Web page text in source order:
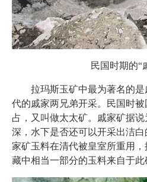
民国时期的“
拉玛斯玉矿中最为著名的是
代的戚家两兄弟开采。民国时
占，又叫做太太矿。戚家矿据
深，水下是否还可以开采出洁
家矿玉料在清代被皇室所重用
藏中相当一部分的玉料来自于此